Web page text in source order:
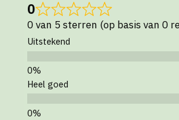
0
0 van 5 sterren (op basis van 0
Uitstekend
Heel goed